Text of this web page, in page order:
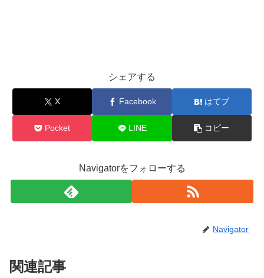
シェアする
X Facebook はてブ
Pocket LINE コピー
Navigatorをフォローする
Navigator
関連記事